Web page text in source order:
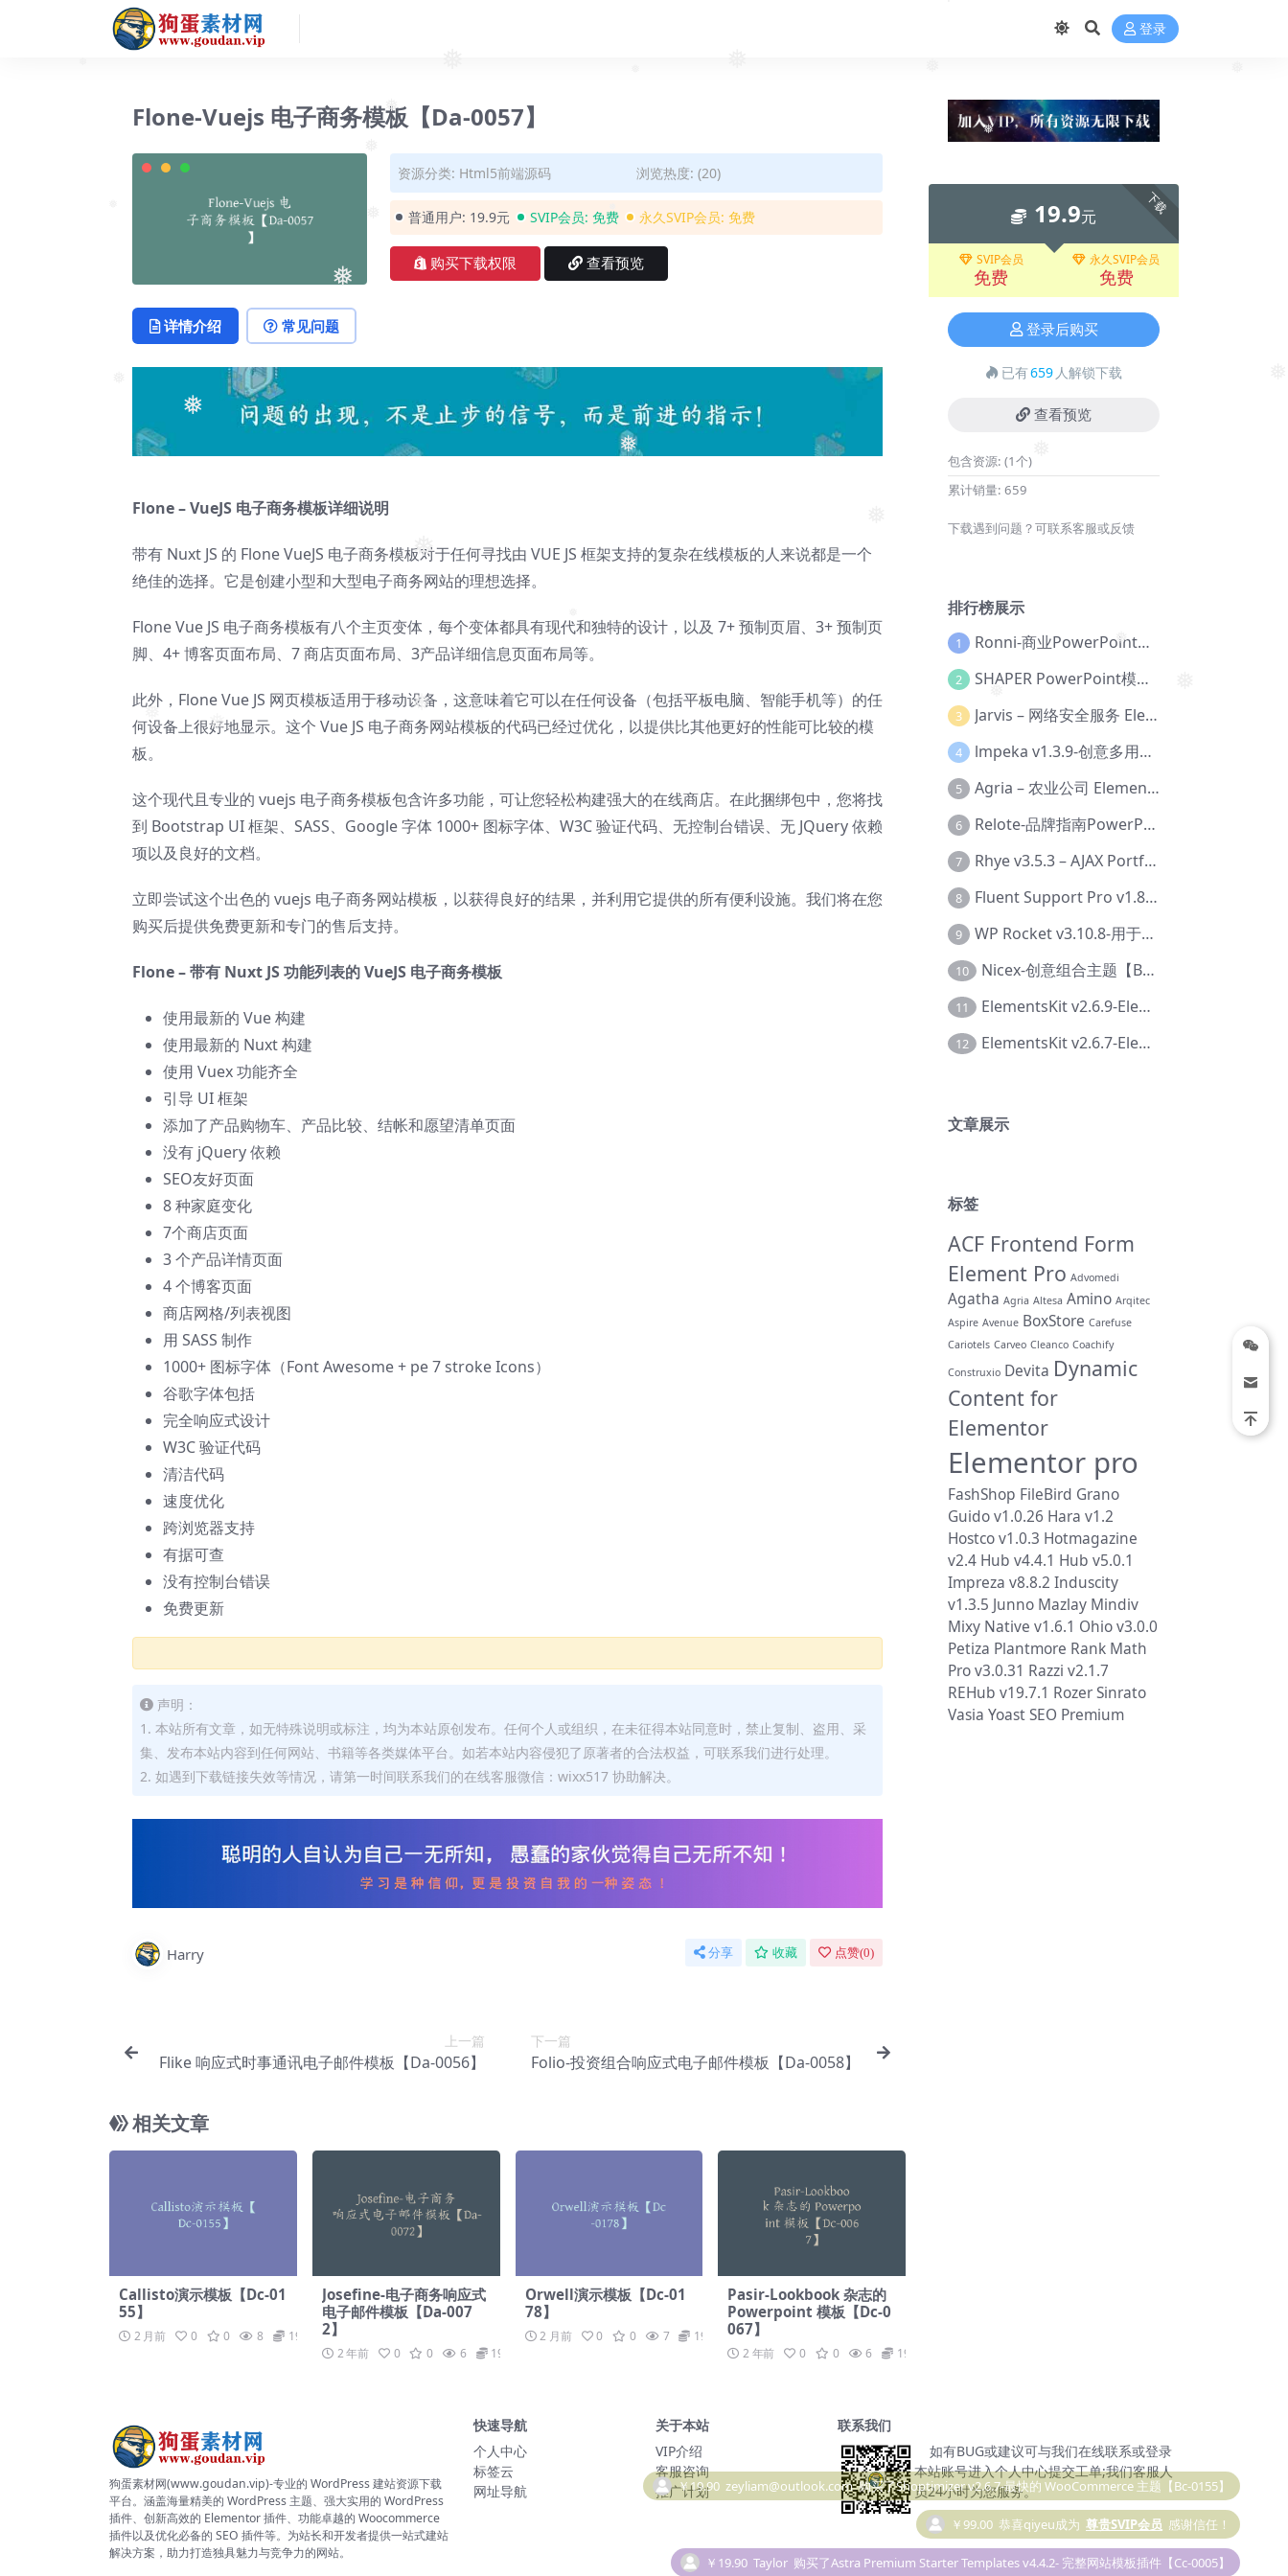
❅
❅
❅
❅
❅
❅
❅
❅
❅
登录
Flone-Vuejs 电子商务模板【Da-0057】
资源分类: Html5前端源码 浏览热度: (20)
普通用户: 19.9元 SVIP会员: 免费 永久SVIP会员: 免费
购买下载权限 查看预览
详情介绍 常见问题
Flone – VueJS 电子商务模板详细说明
带有 Nuxt JS 的 Flone VueJS 电子商务模板对于任何寻找由 VUE JS 框架支持的复杂在线模板的人来说都是一个
绝佳的选择。它是创建小型和大型电子商务网站的理想选择。
Flone Vue JS 电子商务模板有八个主页变体，每个变体都具有现代和独特的设计，以及 7+ 预制页眉、3+ 预制页
脚、4+ 博客页面布局、7 商店页面布局、3产品详细信息页面布局等。
此外，Flone Vue JS 网页模板适用于移动设备，这意味着它可以在任何设备（包括平板电脑、智能手机等）的任
何设备上很好地显示。这个 Vue JS 电子商务网站模板的代码已经过优化，以提供比其他更好的性能可比较的模
板。
这个现代且专业的 vuejs 电子商务模板包含许多功能，可让您轻松构建强大的在线商店。在此捆绑包中，您将找
到 Bootstrap UI 框架、SASS、Google 字体 1000+ 图标字体、W3C 验证代码、无控制台错误、无 JQuery 依赖
项以及良好的文档。
立即尝试这个出色的 vuejs 电子商务网站模板，以获得良好的结果，并利用它提供的所有便利设施。我们将在您
购买后提供免费更新和专门的售后支持。
Flone – 带有 Nuxt JS 功能列表的 VueJS 电子商务模板
使用最新的 Vue 构建
使用最新的 Nuxt 构建
使用 Vuex 功能齐全
引导 UI 框架
添加了产品购物车、产品比较、结帐和愿望清单页面
没有 jQuery 依赖
SEO友好页面
8 种家庭变化
7个商店页面
3 个产品详情页面
4 个博客页面
商店网格/列表视图
用 SASS 制作
1000+ 图标字体（Font Awesome + pe 7 stroke Icons）
谷歌字体包括
完全响应式设计
W3C 验证代码
清洁代码
速度优化
跨浏览器支持
有据可查
没有控制台错误
免费更新
声明：
1. 本站所有文章，如无特殊说明或标注，均为本站原创发布。任何个人或组织，在未征得本站同意时，禁止复制、盗用、采
集、发布本站内容到任何网站、书籍等各类媒体平台。如若本站内容侵犯了原著者的合法权益，可联系我们进行处理。
2. 如遇到下载链接失效等情况，请第一时间联系我们的在线客服微信：wixx517 协助解决。
Harry 分享 收藏 点赞(0)
上一篇
Flike 响应式时事通讯电子邮件模板【Da-0056】
下一篇
Folio-投资组合响应式电子邮件模板【Da-0058】
相关文章
Callisto演示模板【Dc-01
55】
2 月前 0 0 8 19.9
Josefine-电子商务响应式
电子邮件模板【Da-007
2】
2 年前 0 0 6 19.9
Orwell演示模板【Dc-01
78】
2 月前 0 0 7 19.9
Pasir-Lookbook 杂志的
Powerpoint 模板【Dc-0
067】
2 年前 0 0 6 19.9
下载
19.9元
SVIP会员
免费
永久SVIP会员
免费
登录后购买
已有659 人解锁下载
查看预览
包含资源: (1个)
累计销量: 659
下载遇到问题？可联系客服或反馈
排行榜展示
1 Ronni-商业PowerPoint模板【Dc-0077】
2 SHAPER PowerPoint模板【Dc-0184】
3 Jarvis – 网络安全服务 Elementor 模板套件【Aa-0035】
4 lmpeka v1.3.9-创意多用途 WordPress 主题【Be-0064】
5 Agria – 农业公司 Elementor Pro 模板套件【Aa-0003】
6 Relote-品牌指南PowerPoint模板【Dc-0076】
7 Rhye v3.5.3 – AJAX Portfolio WordPress 主题【Bi-0049】
8 Fluent Support Pro v1.8.1 – WordPress 支持票务系统【Cc-0041】
9 WP Rocket v3.10.8-用于wordpress速度优化的缓存加速插件【Cd-0019】
10 Nicex-创意组合主题【Be-0092】
11 ElementsKit v2.6.9-Elementor插件【Ab-0161】
12 ElementsKit v2.6.7-Elementor插件【Ab-0162】
文章展示
标签
ACF Frontend Form
Element Pro Advomedi
Agatha Agria Altesa Amino Arqitec
Aspire Avenue BoxStore Carefuse
Cariotels Carveo Cleanco Coachify
Construxio Devita Dynamic
Content for
Elementor
Elementor pro
FashShop FileBird Grano
Guido v1.0.26 Hara v1.2
Hostco v1.0.3 Hotmagazine
v2.4 Hub v4.4.1 Hub v5.0.1
Impreza v8.8.2 Induscity
v1.3.5 Junno Mazlay Mindiv
Mixy Native v1.6.1 Ohio v3.0.0
Petiza Plantmore Rank Math
Pro v3.0.31 Razzi v2.1.7
REHub v19.7.1 RozerSinrato
Vasia Yoast SEO Premium
狗蛋素材网(www.goudan.vip)-专业的 WordPress 建站资源下载
平台。涵盖海量精美的 WordPress 主题、强大实用的 WordPress
插件、创新高效的 Elementor 插件、功能卓越的 Woocommerce
插件以及优化必备的 SEO 插件等。为站长和开发者提供一站式建站
解决方案，助力打造独具魅力与竞争力的网站。
快速导航
个人中心
标签云
网址导航
关于本站
VIP介绍
客服咨询
推广计划
联系我们
如有BUG或建议可与我们在线联系或登录
本站账号进入个人中心提交工单;我们客服人
员24小时为您服务。
￥99.00 恭喜qiyeu成为 尊贵SVIP会员 感谢信任！
购买了Astra Premium Starter Templates v4.4.2- 完整网站模板插件【Cc-0005】
￥19.90 Taylor 购买了SEOPress Pro v6.7.2 – SEO 优化 WordPress 插件【Ca-0039】